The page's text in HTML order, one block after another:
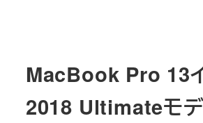
MacBook Pro 13
2018 Ultimateモ